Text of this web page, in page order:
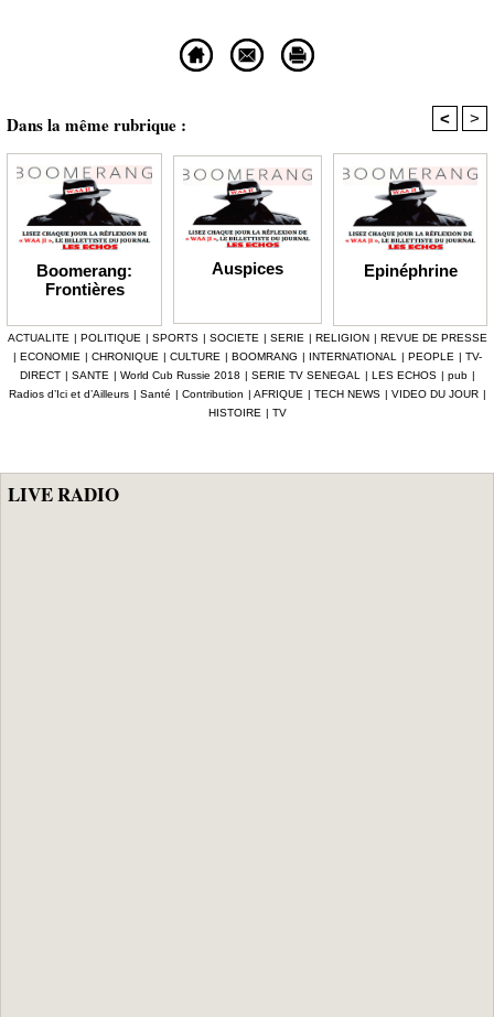
Dans la même rubrique : < >
Boomerang:
Frontières
Auspices Epinéphrine
ACTUALITE | POLITIQUE | SPORTS | SOCIETE | SERIE | RELIGION | REVUE DE PRESSE
| ECONOMIE | CHRONIQUE | CULTURE | BOOMRANG | INTERNATIONAL | PEOPLE | TV-
DIRECT | SANTE | World Cub Russie 2018 | SERIE TV SENEGAL | LES ECHOS | pub |
Radios d’Ici et d’Ailleurs | Santé | Contribution | AFRIQUE | TECH NEWS | VIDEO DU JOUR |
HISTOIRE | TV
LIVE RADIO